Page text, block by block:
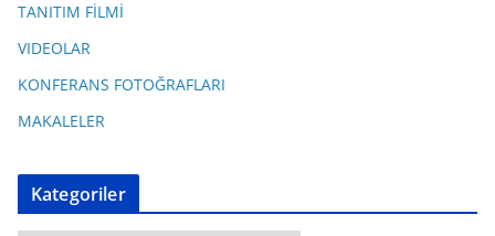
TANITIM FİLMİ
VIDEOLAR
KONFERANS FOTOĞRAFLARI
MAKALELER
Kategoriler